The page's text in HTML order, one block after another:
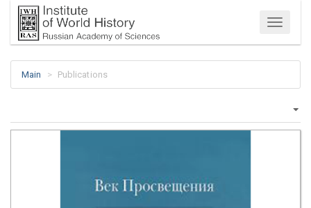
Menu
Main Publications